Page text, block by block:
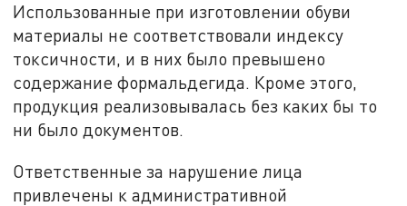
Использованные при изготовлении обуви
материалы не соответствовали индексу
токсичности, и в них было превышено
содержание формальдегида. Кроме этого,
продукция реализовывалась без каких бы то
ни было документов.
Ответственные за нарушение лица
привлечены к административной